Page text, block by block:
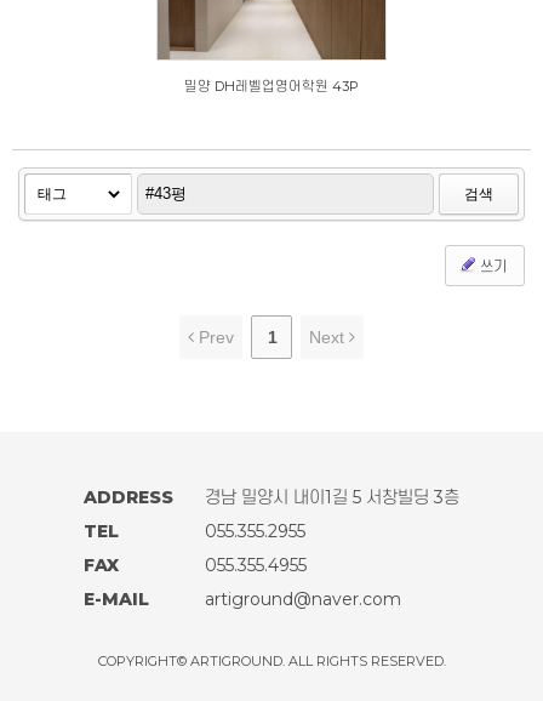
밀양 DH레벨업영어학원 43P
검색
쓰기
Prev 1 Next
ADDRESS
경남 밀양시 내이1길 5 서창빌딩 3층
TEL
055.355.2955
FAX
055.355.4955
E-MAIL
artiground@naver.com
COPYRIGHT© ARTIGROUND. ALL RIGHTS RESERVED.